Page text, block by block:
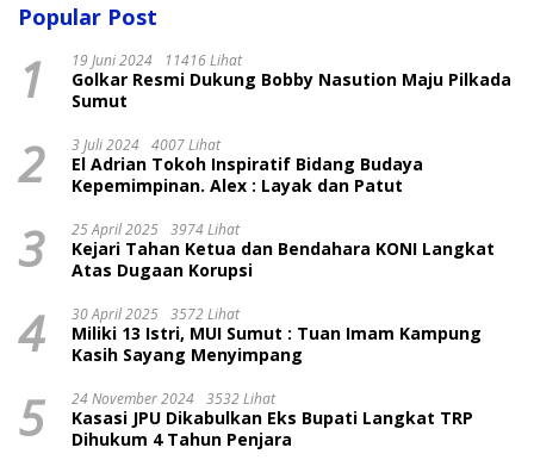
Popular Post
1 19 Juni 2024 11416 Lihat
Golkar Resmi Dukung Bobby Nasution Maju Pilkada
Sumut
2 3 Juli 2024 4007 Lihat
El Adrian Tokoh Inspiratif Bidang Budaya
Kepemimpinan. Alex : Layak dan Patut
3 25 April 2025 3974 Lihat
Kejari Tahan Ketua dan Bendahara KONI Langkat
Atas Dugaan Korupsi
4 30 April 2025 3572 Lihat
Miliki 13 Istri, MUI Sumut : Tuan Imam Kampung
Kasih Sayang Menyimpang
5 24 November 2024 3532 Lihat
Kasasi JPU Dikabulkan Eks Bupati Langkat TRP
Dihukum 4 Tahun Penjara